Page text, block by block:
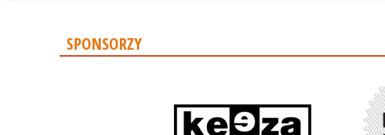
SPONSORZY